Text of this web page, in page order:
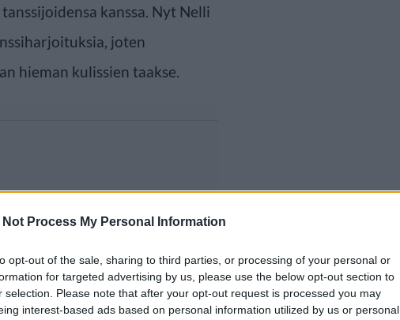
Not Process My Personal Information
opt-out of the sale, sharing to third parties, or processing of your personal or
for targeted advertising by us, please use the below opt-out section to
selection. Please note that after your opt-out request is processed you may
interest-based ads based on personal information utilized by us or personal
kanssa. Nyt Nelli
joten
hieman kulissien taakse.